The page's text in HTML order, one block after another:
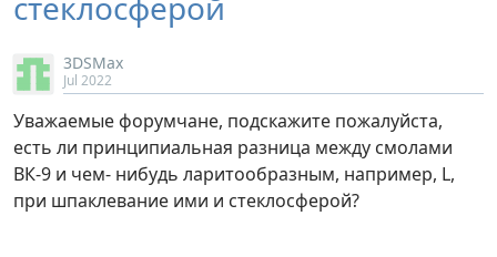
3DSMax
Jul 2022
Уважаемые форумчане, подскажите пожалуйста,
есть ли принципиальная разница между смолами
ВК-9 и чем- нибудь ларитообразным, например, L,
при шпаклевание ими и стеклосферой?